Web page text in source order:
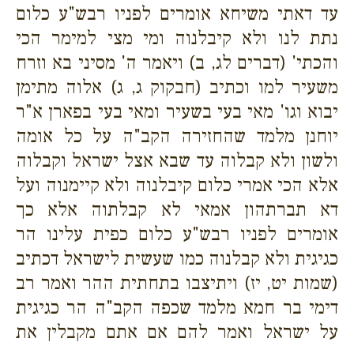
עד דאתי משיחא אומרים לפניו רבש"ע כלום
נתת לנו ולא קיבלנוה ומי מצי למימר הכי
והכתי' (דברים לג, ב) ויאמר ה' מסיני בא וזרח
משעיר למו וכתיב (חבקוק ג, ג) אלוה מתימן
יבוא וגו' מאי בעי בשעיר ומאי בעי בפארן א"ר
יוחנן מלמד שהחזירה הקב"ה על כל אומה
ולשון ולא קבלוה עד שבא אצל ישראל וקבלוה
אלא הכי אמרי כלום קיבלנוה ולא קיימנוה ועל
דא תברתהון אמאי לא קבלתוה אלא כך
אומרים לפניו רבש"ע כלום כפית עלינו הר
כגיגית ולא קבלנוה כמו שעשית לישראל דכתיב
(שמות יט, יז) ויתיצבו בתחתית ההר ואמר רב
דימי בר חמא מלמד שכפה הקב"ה הר כגיגית
על ישראל ואמר להם אם אתם מקבלין את